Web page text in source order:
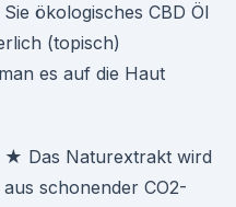
ökologisches CBD Öl
(topisch)
es auf die Haut
★ Das Naturextrakt wird
aus schonender CO2-